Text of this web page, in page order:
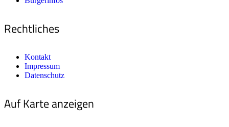
Rechtliches
Kontakt
Impressum
Datenschutz
Auf Karte anzeigen